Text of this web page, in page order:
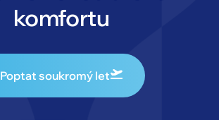
komfortu
Poptat soukromý let